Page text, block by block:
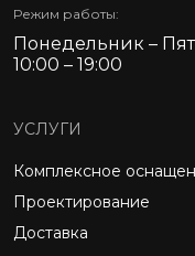
Режим работы:
Понедельник –
10:00 – 19:00
УСЛУГИ
Комплексное
Проектирование
Доставка